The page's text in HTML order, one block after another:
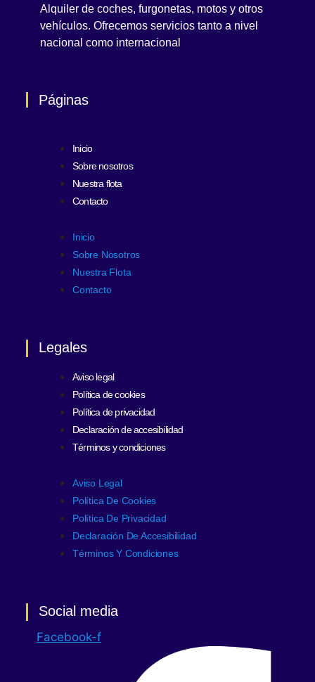
Alquiler de coches, furgonetas, motos y otros
vehículos. Ofrecemos servicios tanto a nivel
nacional como internacional
Páginas
Inicio
Sobre nosotros
Nuestra flota
Contacto
Inicio
Sobre Nosotros
Nuestra Flota
Contacto
Legales
Aviso legal
Política de cookies
Política de privacidad
Declaración de accesibilidad
Términos y condiciones
Aviso Legal
Política De Cookies
Política De Privacidad
Declaración De Accesibilidad
Términos Y Condiciones
Social media
Facebook-f